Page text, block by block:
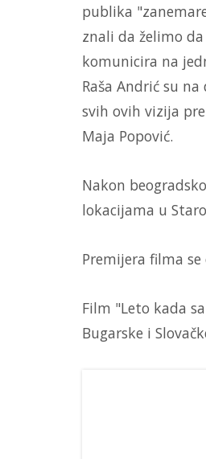
publika
znali da želimo
komunicira na
Raša Andrić su
svih ovih vizija
Maja Popović.
Nakon
lokacijama u
Premijera filma
Film "Leto kada
Bugarske i